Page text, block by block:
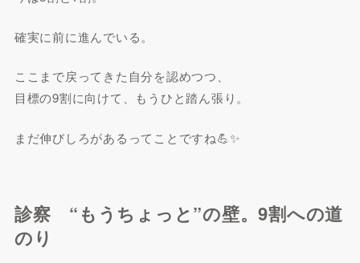
確実に前に進んでいる。
ここまで戻ってきた自分を認めつつ、
目標の9割に向けて、もうひと踏ん張り。
まだ伸びしろがあるってことですね💪✨
診察 “もうちょっと”の壁。9割への道
のり